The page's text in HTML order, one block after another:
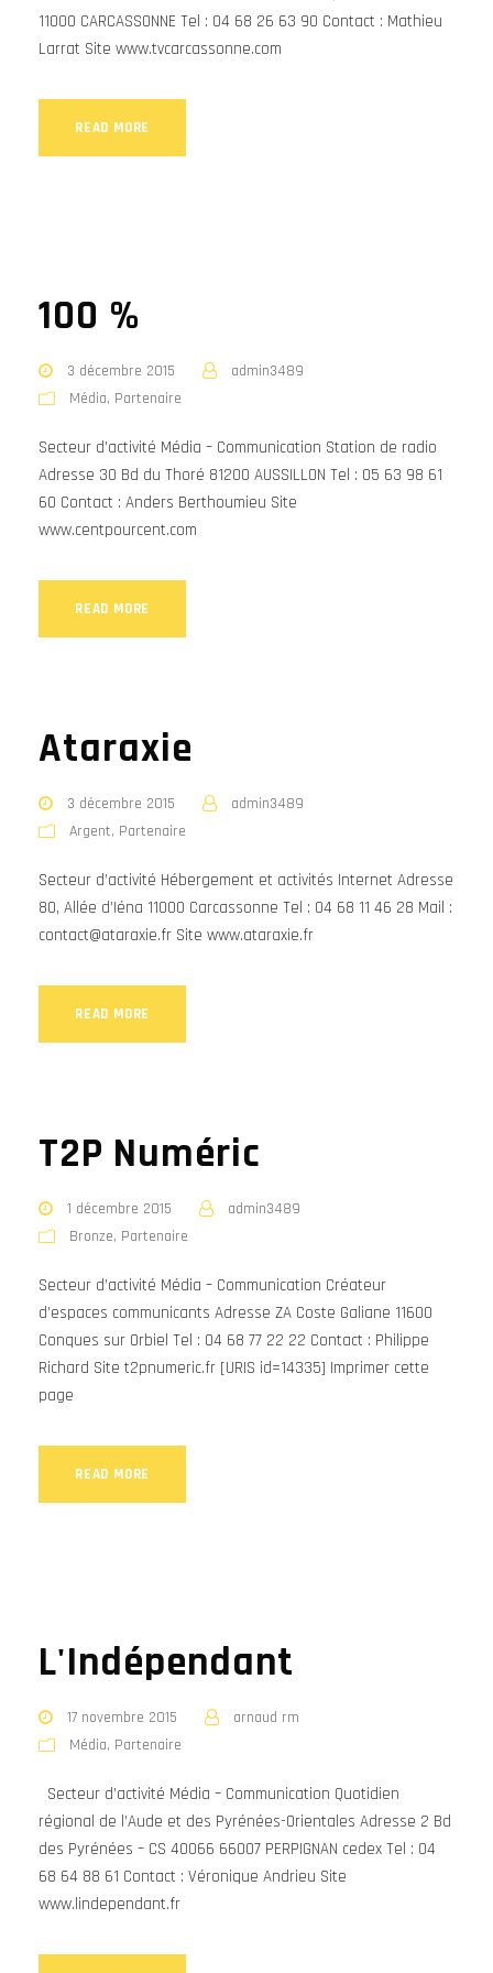
11000 CARCASSONNE Tel : 04 68 26 63 90 Contact : Mathieu
Larrat Site www.tvcarcassonne.com
READ MORE
100 %
3 décembre 2015
admin3489
Média, Partenaire
Secteur d’activité Média – Communication Station de radio
Adresse 30 Bd du Thoré 81200 AUSSILLON Tel : 05 63 98 61
60 Contact : Anders Berthoumieu Site
www.centpourcent.com
READ MORE
Ataraxie
3 décembre 2015
admin3489
Argent, Partenaire
Secteur d’activité Hébergement et activités Internet Adresse
80, Allée d’Iéna 11000 Carcassonne Tel : 04 68 11 46 28 Mail :
contact@ataraxie.fr Site www.ataraxie.fr
READ MORE
T2P Numéric
1 décembre 2015
admin3489
Bronze, Partenaire
Secteur d’activité Média – Communication Créateur
d’espaces communicants Adresse ZA Coste Galiane 11600
Conques sur Orbiel Tel : 04 68 77 22 22 Contact : Philippe
Richard Site t2pnumeric.fr [URIS id=14335] Imprimer cette
page
READ MORE
L'Indépendant
17 novembre 2015
arnaud rm
Média, Partenaire
Secteur d’activité Média – Communication Quotidien
régional de l’Aude et des Pyrénées-Orientales Adresse 2 Bd
des Pyrénées – CS 40066 66007 PERPIGNAN cedex Tel : 04
68 64 88 61 Contact : Véronique Andrieu Site
www.lindependant.fr